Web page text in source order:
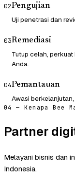
02Pengujian
Uji penetrasi dan
03Remediasi
Tutup celah,
Anda.
04Pemantauan
Awasi
04 — Kenapa Bee
Partner
Melayani bisnis dan
Indonesia.